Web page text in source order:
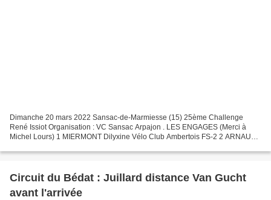
Dimanche 20 mars 2022 Sansac-de-Marmiesse (15) 25ème Challenge
René Issiot Organisation : VC Sansac Arpajon . LES ENGAGES (Merci à
Michel Lours) 1 MIERMONT Dilyxine Vélo Club Ambertois FS-2 2 ARNAUD
Circuit du Bédat : Juillard distance Van Gucht
avant l'arrivée